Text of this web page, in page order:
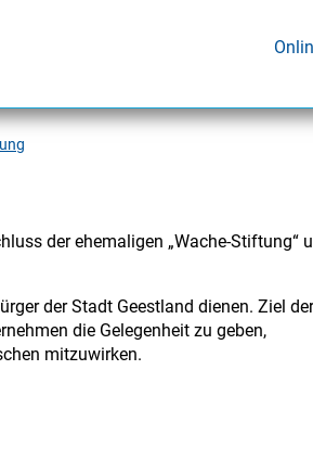
der ehemaligen „Wache-Stiftung“
der Stadt Geestland dienen. Ziel der
die Gelegenheit zu geben,
mitzuwirken.